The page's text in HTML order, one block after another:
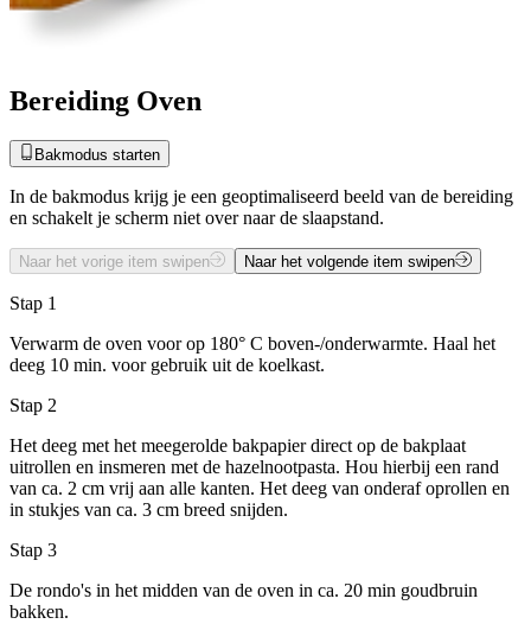
Bereiding Oven
Bakmodus starten
In de bakmodus krijg je een geoptimaliseerd beeld van de bereiding
en schakelt je scherm niet over naar de slaapstand.
Naar het vorige item swipen Naar het volgende item swipen
Stap 1
Verwarm de oven voor op 180° C boven-/onderwarmte. Haal het
deeg 10 min. voor gebruik uit de koelkast.
Stap 2
Het deeg met het meegerolde bakpapier direct op de bakplaat
uitrollen en insmeren met de hazelnootpasta. Hou hierbij een rand
van ca. 2 cm vrij aan alle kanten. Het deeg van onderaf oprollen en
in stukjes van ca. 3 cm breed snijden.
Stap 3
De rondo's in het midden van de oven in ca. 20 min goudbruin
bakken.